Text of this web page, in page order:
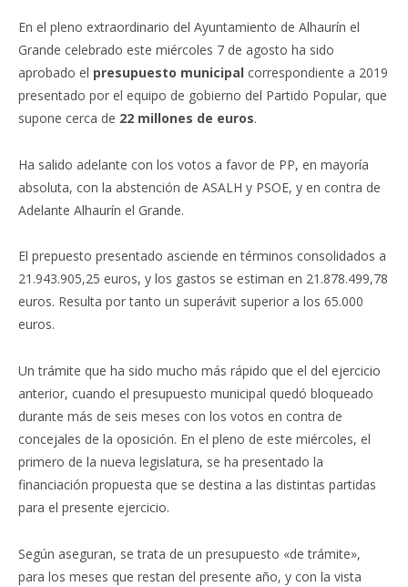
En el pleno extraordinario del Ayuntamiento de Alhaurín el
Grande celebrado este miércoles 7 de agosto ha sido
aprobado el presupuesto municipal correspondiente a 2019
presentado por el equipo de gobierno del Partido Popular, que
supone cerca de 22 millones de euros.
Ha salido adelante con los votos a favor de PP, en mayoría
absoluta, con la abstención de ASALH y PSOE, y en contra de
Adelante Alhaurín el Grande.
El prepuesto presentado asciende en términos consolidados a
21.943.905,25 euros, y los gastos se estiman en 21.878.499,78
euros. Resulta por tanto un superávit superior a los 65.000
euros.
Un trámite que ha sido mucho más rápido que el del ejercicio
anterior, cuando el presupuesto municipal quedó bloqueado
durante más de seis meses con los votos en contra de
concejales de la oposición. En el pleno de este miércoles, el
primero de la nueva legislatura, se ha presentado la
financiación propuesta que se destina a las distintas partidas
para el presente ejercicio.
Según aseguran, se trata de un presupuesto «de trámite»,
para los meses que restan del presente año, y con la vista